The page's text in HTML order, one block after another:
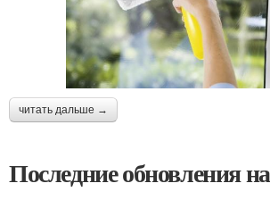
читать дальше →
Последние обновления